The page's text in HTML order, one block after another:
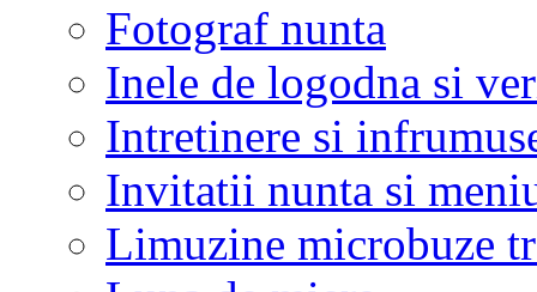
Fotograf nunta
Inele de logodna si
Intretinere si
Invitatii nunta si
Limuzine microbuze